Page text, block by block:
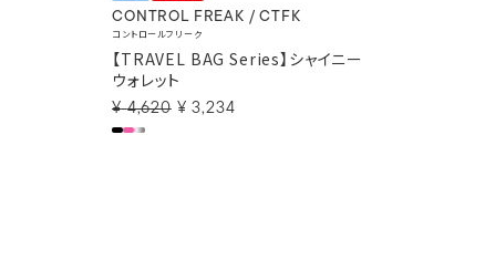
CONTROL FREAK / CTFK
コントロールフリーク
【TRAVEL BAG Series】シャイニー
ウォレット
¥ 4,620 ¥ 3,234